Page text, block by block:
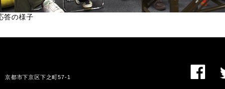
答の様子
都市下京区下之町57-1